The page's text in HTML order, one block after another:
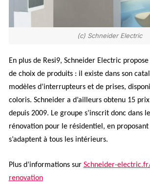
(c) Schneider Electric
En plus de Resi9, Schneider Electric
de choix de produits : il existe dans son
modèles d’interrupteurs et de prises,
coloris. Schneider a d’ailleurs obtenu 15
depuis 2009. Le groupe s’inscrit donc dans
rénovation pour le résidentiel, en proposant
s’adaptent à tous les intérieurs.
Plus d’informations sur Schneider-
renovation